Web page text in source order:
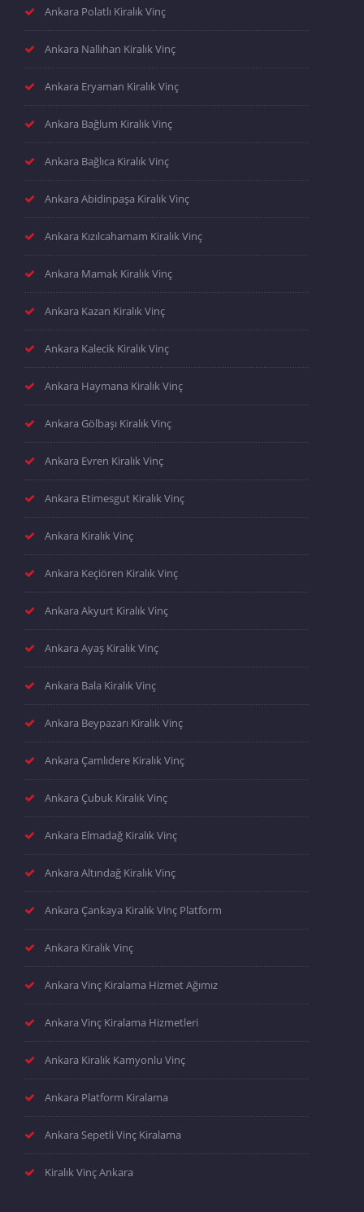
Ankara Polatlı Kiralık Vinç
Ankara Nallıhan Kiralık Vinç
Ankara Eryaman Kiralık Vinç
Ankara Bağlum Kiralık Vinç
Ankara Bağlıca Kiralık Vinç
Ankara Abidinpaşa Kiralık Vinç
Ankara Kızılcahamam Kiralık Vinç
Ankara Mamak Kiralık Vinç
Ankara Kazan Kiralık Vinç
Ankara Kalecik Kiralık Vinç
Ankara Haymana Kiralık Vinç
Ankara Gölbaşı Kiralık Vinç
Ankara Evren Kiralık Vinç
Ankara Etimesgut Kiralık Vinç
Ankara Kiralık Vinç
Ankara Keçiören Kiralık Vinç
Ankara Akyurt Kiralık Vinç
Ankara Ayaş Kiralık Vinç
Ankara Bala Kiralık Vinç
Ankara Beypazarı Kiralık Vinç
Ankara Çamlıdere Kiralık Vinç
Ankara Çubuk Kiralık Vinç
Ankara Elmadağ Kiralık Vinç
Ankara Altındağ Kiralık Vinç
Ankara Çankaya Kiralık Vinç Platform
Ankara Kiralık Vinç
Ankara Vinç Kiralama Hizmet Ağımız
Ankara Vinç Kiralama Hizmetleri
Ankara Kiralık Kamyonlu Vinç
Ankara Platform Kiralama
Ankara Sepetli Vinç Kiralama
Kiralık Vinç Ankara